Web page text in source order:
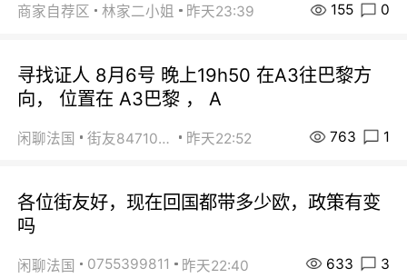
商家自荐区 林家二小姐 昨天23:39 155 0
寻找证人 8月6号 晚上19h50 在A3往巴黎方
向， 位置在 A3巴黎 ， A
闲聊法国 街友84710671 昨天22:52 763 1
各位街友好，现在回国都带多少欧，政策有变
吗
闲聊法国 0755399811 昨天22:40 633 3